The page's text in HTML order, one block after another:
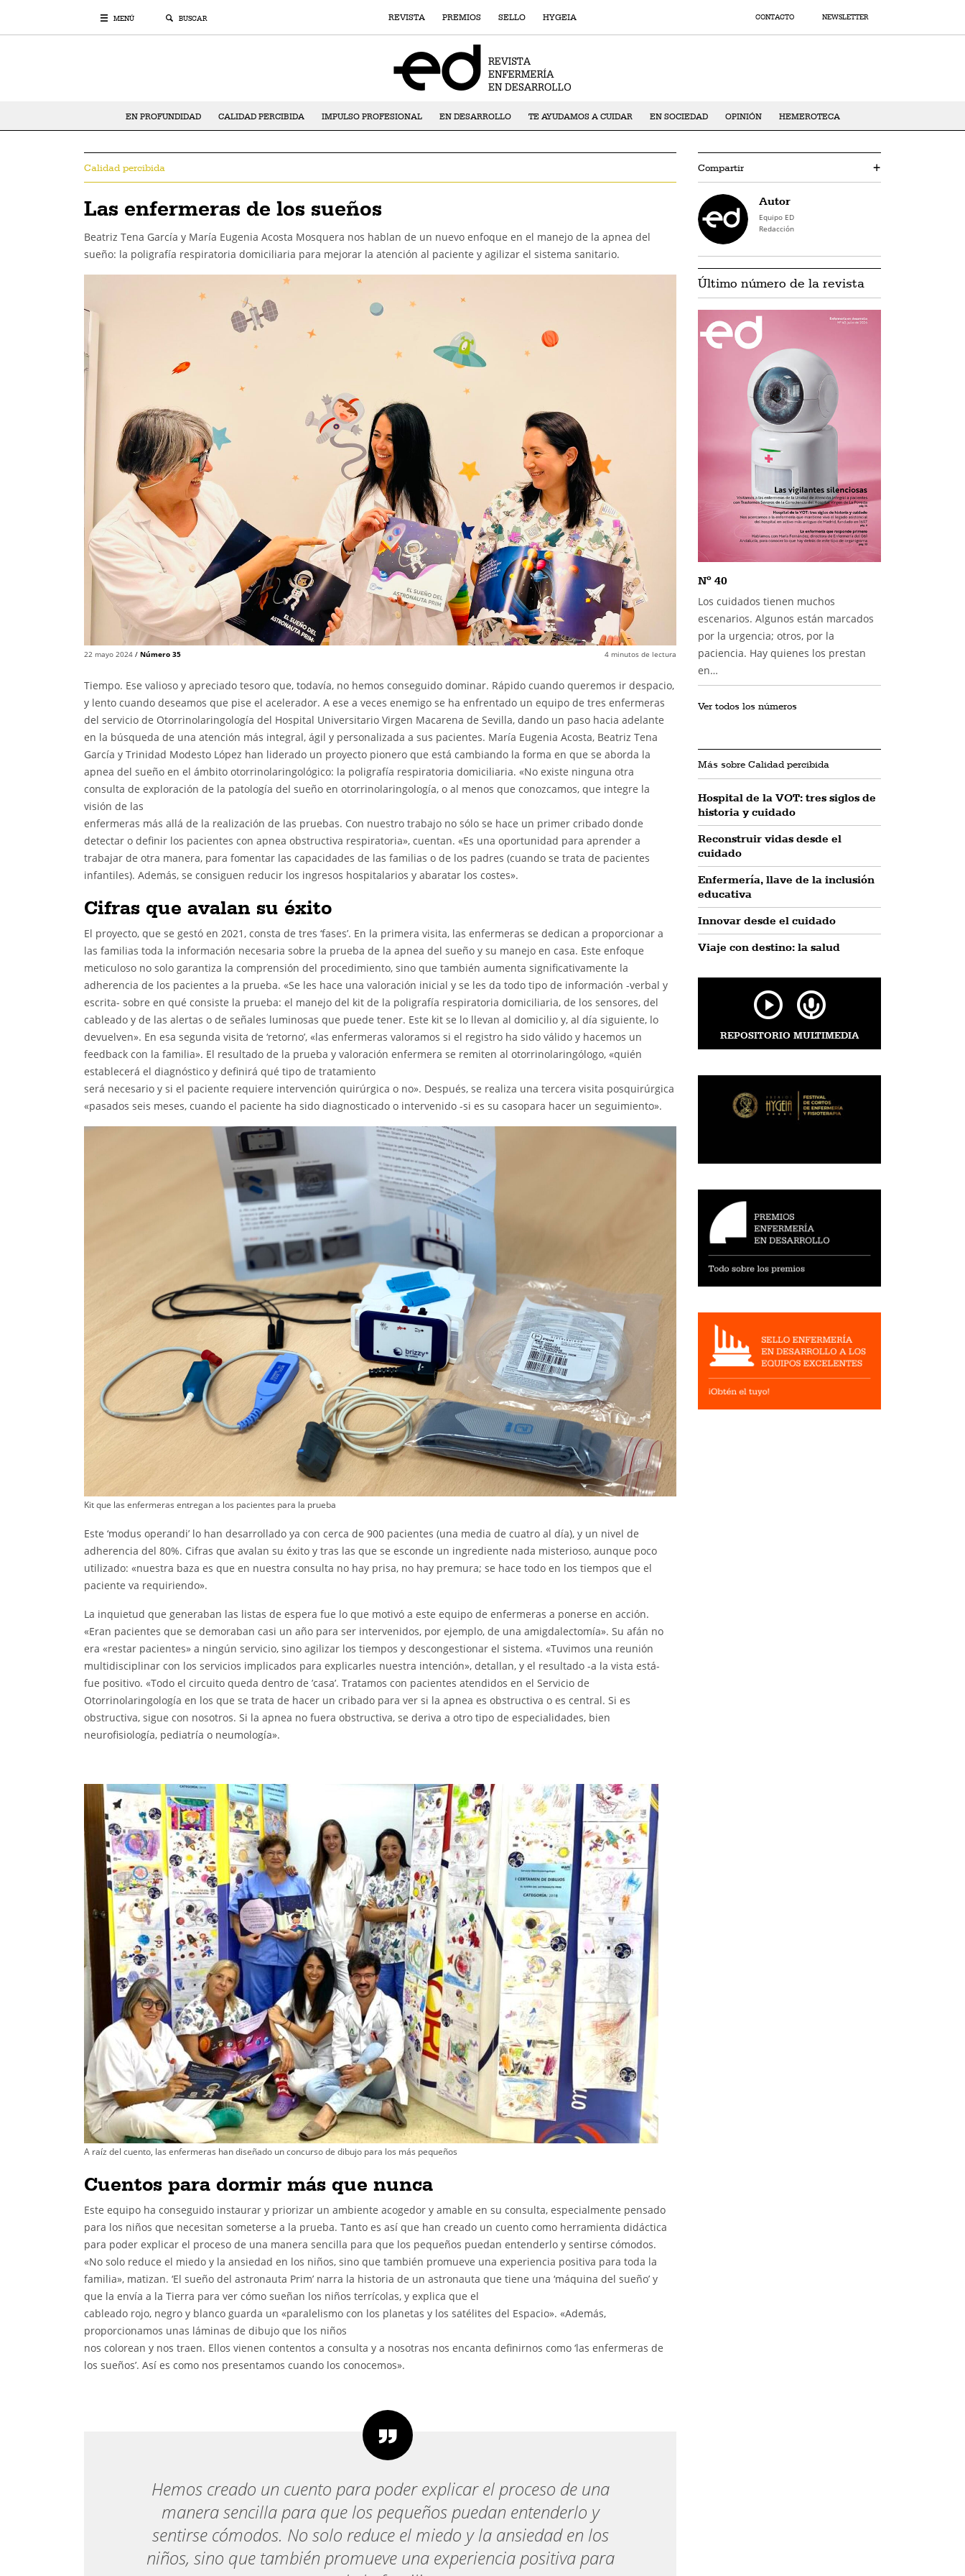
MENÚ BUSCAR REVISTA PREMIOS SELLO HYGEIA CONTACTO NEWSLETTER
EN PROFUNDIDAD CALIDAD PERCIBIDA IMPULSO PROFESIONAL EN DESARROLLO TE AYUDAMOS A CUIDAR EN SOCIEDAD OPINIÓN HEMEROTECA
Calidad percibida
Las enfermeras de los sueños
Beatriz Tena García y María Eugenia Acosta Mosquera nos hablan de un nuevo enfoque en el manejo de la apnea del
sueño: la poligrafía respiratoria domiciliaria para mejorar la atención al paciente y agilizar el sistema sanitario.
22 mayo 2024 / Número 35 4 minutos de lectura
Tiempo. Ese valioso y apreciado tesoro que, todavía, no hemos conseguido dominar. Rápido cuando queremos ir despacio,
y lento cuando deseamos que pise el acelerador. A ese a veces enemigo se ha enfrentado un equipo de tres enfermeras
del servicio de Otorrinolaringología del Hospital Universitario Virgen Macarena de Sevilla, dando un paso hacia adelante
en la búsqueda de una atención más integral, ágil y personalizada a sus pacientes. María Eugenia Acosta, Beatriz Tena
García y Trinidad Modesto López han liderado un proyecto pionero que está cambiando la forma en que se aborda la
apnea del sueño en el ámbito otorrinolaringológico: la poligrafía respiratoria domiciliaria. «No existe ninguna otra
consulta de exploración de la patología del sueño en otorrinolaringología, o al menos que conozcamos, que integre la
visión de las
enfermeras más allá de la realización de las pruebas. Con nuestro trabajo no sólo se hace un primer cribado donde
detectar o definir los pacientes con apnea obstructiva respiratoria», cuentan. «Es una oportunidad para aprender a
trabajar de otra manera, para fomentar las capacidades de las familias o de los padres (cuando se trata de pacientes
infantiles). Además, se consiguen reducir los ingresos hospitalarios y abaratar los costes».
Cifras que avalan su éxito
El proyecto, que se gestó en 2021, consta de tres ‘fases’. En la primera visita, las enfermeras se dedican a proporcionar a
las familias toda la información necesaria sobre la prueba de la apnea del sueño y su manejo en casa. Este enfoque
meticuloso no solo garantiza la comprensión del procedimiento, sino que también aumenta significativamente la
adherencia de los pacientes a la prueba. «Se les hace una valoración inicial y se les da todo tipo de información -verbal y
escrita- sobre en qué consiste la prueba: el manejo del kit de la poligrafía respiratoria domiciliaria, de los sensores, del
cableado y de las alertas o de señales luminosas que puede tener. Este kit se lo llevan al domicilio y, al día siguiente, lo
devuelven». En esa segunda visita de ‘retorno’, «las enfermeras valoramos si el registro ha sido válido y hacemos un
feedback con la familia». El resultado de la prueba y valoración enfermera se remiten al otorrinolaringólogo, «quién
establecerá el diagnóstico y definirá qué tipo de tratamiento
será necesario y si el paciente requiere intervención quirúrgica o no». Después, se realiza una tercera visita posquirúrgica
«pasados seis meses, cuando el paciente ha sido diagnosticado o intervenido -si es su casopara hacer un seguimiento».
Kit que las enfermeras entregan a los pacientes para la prueba
Este ‘modus operandi’ lo han desarrollado ya con cerca de 900 pacientes (una media de cuatro al día), y un nivel de
adherencia del 80%. Cifras que avalan su éxito y tras las que se esconde un ingrediente nada misterioso, aunque poco
utilizado: «nuestra baza es que en nuestra consulta no hay prisa, no hay premura; se hace todo en los tiempos que el
paciente va requiriendo».
La inquietud que generaban las listas de espera fue lo que motivó a este equipo de enfermeras a ponerse en acción.
«Eran pacientes que se demoraban casi un año para ser intervenidos, por ejemplo, de una amigdalectomía». Su afán no
era «restar pacientes» a ningún servicio, sino agilizar los tiempos y descongestionar el sistema. «Tuvimos una reunión
multidisciplinar con los servicios implicados para explicarles nuestra intención», detallan, y el resultado -a la vista está-
fue positivo. «Todo el circuito queda dentro de ’casa’. Tratamos con pacientes atendidos en el Servicio de
Otorrinolaringología en los que se trata de hacer un cribado para ver si la apnea es obstructiva o es central. Si es
obstructiva, sigue con nosotros. Si la apnea no fuera obstructiva, se deriva a otro tipo de especialidades, bien
neurofisiología, pediatría o neumología».
A raíz del cuento, las enfermeras han diseñado un concurso de dibujo para los más pequeños
Cuentos para dormir más que nunca
Este equipo ha conseguido instaurar y priorizar un ambiente acogedor y amable en su consulta, especialmente pensado
para los niños que necesitan someterse a la prueba. Tanto es así que han creado un cuento como herramienta didáctica
para poder explicar el proceso de una manera sencilla para que los pequeños puedan entenderlo y sentirse cómodos.
«No solo reduce el miedo y la ansiedad en los niños, sino que también promueve una experiencia positiva para toda la
familia», matizan. ‘El sueño del astronauta Prim’ narra la historia de un astronauta que tiene una ‘máquina del sueño’ y
que la envía a la Tierra para ver cómo sueñan los niños terrícolas, y explica que el
cableado rojo, negro y blanco guarda un «paralelismo con los planetas y los satélites del Espacio». «Además,
proporcionamos unas láminas de dibujo que los niños
nos colorean y nos traen. Ellos vienen contentos a consulta y a nosotras nos encanta definirnos como ‘las enfermeras de
los sueños’. Así es como nos presentamos cuando los conocemos».
Hemos creado un cuento para poder explicar el proceso de una
manera sencilla para que los pequeños puedan entenderlo y
sentirse cómodos. No solo reduce el miedo y la ansiedad en los
niños, sino que también promueve una experiencia positiva para
Compartir +
Autor
Equipo ED
Redacción
Último número de la revista
Nº 40
Los cuidados tienen muchos
escenarios. Algunos están marcados
por la urgencia; otros, por la
paciencia. Hay quienes los prestan
en…
Ver todos los números
Más sobre Calidad percibida
Hospital de la VOT: tres siglos de
historia y cuidado
Reconstruir vidas desde el
cuidado
Enfermería, llave de la inclusión
educativa
Innovar desde el cuidado
Viaje con destino: la salud
REPOSITORIO MULTIMEDIA